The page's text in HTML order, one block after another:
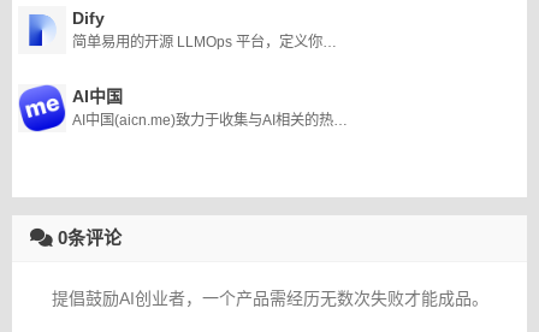
Dify
简单易用的开源 LLMOps 平台，定义你的 AI 原生应用
AI中国
AI中国(aicn.me)致力于收集与AI相关的热门工具，包括但不限于ChatGPT、AI视频、AI办公、AI语音等领域，并为广大AI爱好者提供学习平台，降低获取学习资源的成本。
0条评论
提倡鼓励AI创业者，一个产品需经历无数次失败才能成品。